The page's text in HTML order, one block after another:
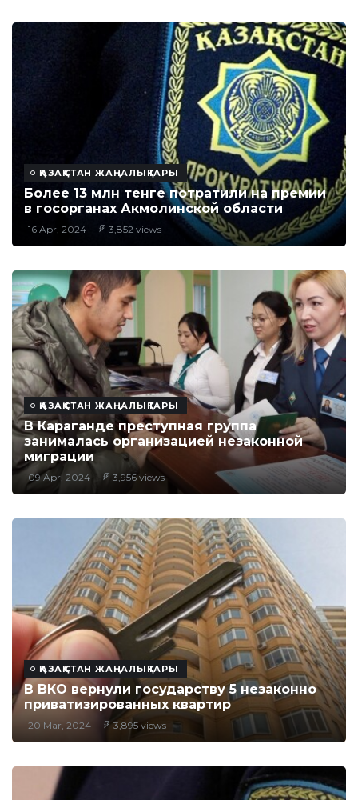
ҚАЗАҚСТАН ЖАҢАЛЫҚТАРЫ
Более 13 млн тенге потратили на премии
в госорганах Акмолинской области
16 Apr, 2024 3,852 views
ҚАЗАҚСТАН ЖАҢАЛЫҚТАРЫ
В Караганде преступная группа
занималась организацией незаконной
миграции
09 Apr, 2024 3,956 views
ҚАЗАҚСТАН ЖАҢАЛЫҚТАРЫ
В ВКО вернули государству 5 незаконно
приватизированных квартир
20 Mar, 2024 3,895 views